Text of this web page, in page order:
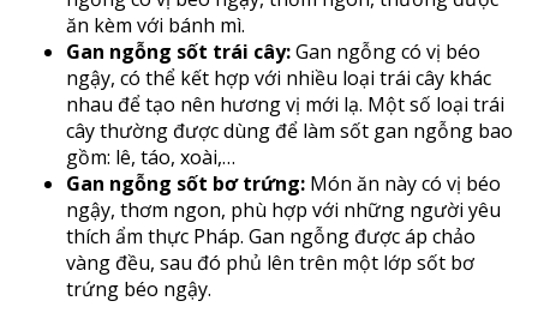
ăn kèm với bánh mì.
Gan ngỗng sốt trái cây:Gan ngỗng có vị béo
ngậy, có thể kết hợp với nhiều loại trái cây khác
nhau để tạo nên hương vị mới lạ. Một số loại trái
cây thường được dùng để làm sốt gan ngỗng bao
gồm: lê, táo, xoài,…
Gan ngỗng sốt bơ trứng: Món ăn này có vị béo
ngậy, thơm ngon, phù hợp với những người yêu
thích ẩm thực Pháp. Gan ngỗng được áp chảo
vàng đều, sau đó phủ lên trên một lớp sốt bơ
trứng béo ngậy.